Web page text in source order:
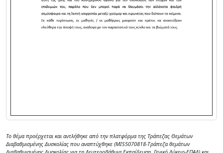
Το θέμα προέρχεται και αντλήθηκε από την πλατφόρμα της Τράπεζας Θεμάτων
Διαβαθμισμένης Δυσκολίας που αναπτύχθηκε (MIS5070818-Tράπεζα θεμάτων